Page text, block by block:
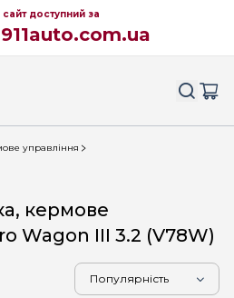
доступний за
управління
кермове
Wagon III 3.2 (V78W)